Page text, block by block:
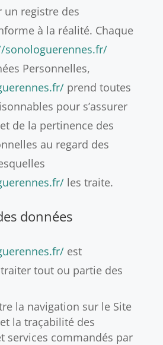
registre des
à la réalité. Chaque
sonologuerennes.fr/
Personnelles,
prend toutes
pour s’assurer
de la pertinence des
au regard des
les traite.
données
est
tout ou partie des
la navigation sur le Site
la traçabilité des
services commandés par